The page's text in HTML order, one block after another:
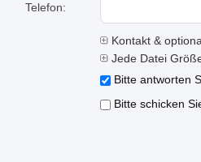
Telefon:
Kontakt &
Jede Datei
Bitte antworten
Bitte schicken